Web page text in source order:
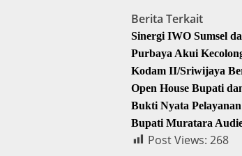
Berita Terkait
Sinergi IWO Sumsel
Purbaya Akui
Kodam II/Sriwijaya
Open House Bupati
Bukti Nyata
Bupati Muratara
Post Views: 268